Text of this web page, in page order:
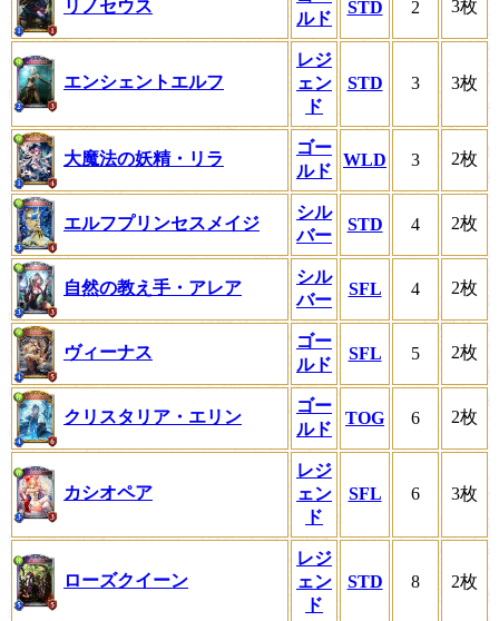
リノセウス
ルド
STD 2 3枚
エンシェントエルフ
レジ
ェン
ド
STD 3 3枚
大魔法の妖精・リラ
ゴー
ルド
WLD 3 2枚
エルフプリンセスメイジ
シル
バー
STD 4 2枚
自然の教え手・アレア
シル
バー
SFL 4 2枚
ヴィーナス
ゴー
ルド
SFL 5 2枚
クリスタリア・エリン
ゴー
ルド
TOG 6 2枚
カシオペア
レジ
ェン
ド
SFL 6 3枚
ローズクイーン
レジ
ェン
ド
STD 8 2枚